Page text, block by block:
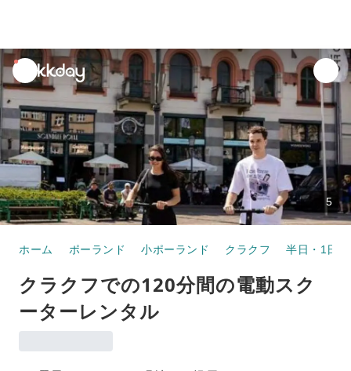
unread
notifications
5
ホーム ポーランド 小ポーランド クラクフ 半日・1日
クラクフでの120分間の電動スク
ーターレンタル